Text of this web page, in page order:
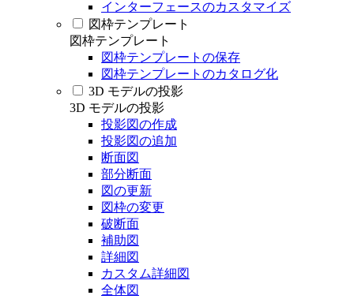
インターフェースのカスタマイズ
図枠テンプレート
図枠テンプレート
図枠テンプレートの保存
図枠テンプレートのカタログ化
3D モデルの投影
3D モデルの投影
投影図の作成
投影図の追加
断面図
部分断面
図の更新
図枠の変更
破断面
補助図
詳細図
カスタム詳細図
全体図